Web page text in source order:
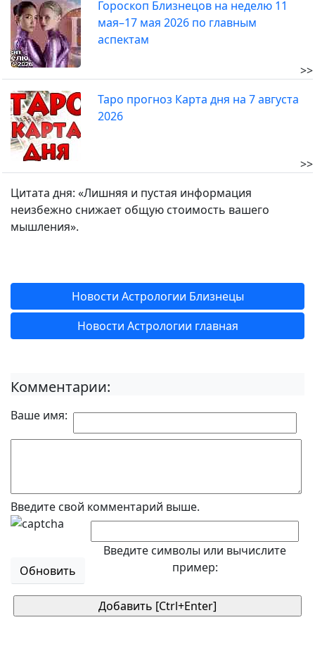
Гороскоп Близнецов на неделю 11
мая–17 мая 2026 по главным
аспектам
>>
Таро прогноз Карта дня на 7 августа
2026
>>
Цитата дня: «Лишняя и пустая информация
неизбежно снижает общую стоимость вашего
мышления».
Новости Астрологии Близнецы
Новости Астрологии главная
Комментарии:
Ваше имя:
Введите свой комментарий выше.
Обновить
Введите символы или вычислите
пример: